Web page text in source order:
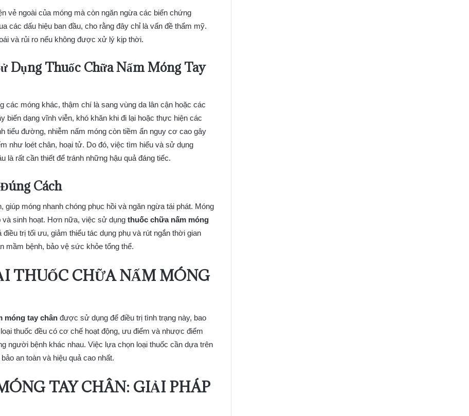
vẻ ngoài của móng mà còn ngăn ngừa các biến chứng
các dấu hiệu ban đầu, cho rằng đây chỉ là vấn đề thẩm mỹ.
và rủi ro nếu không được xử lý kịp thời.
Dụng Thuốc Chữa Nấm Móng Tay
các móng khác, thậm chí là sang vùng da lân cận hoặc các
biến dạng vĩnh viễn, khó khăn khi đi lại hoặc thực hiện các
tiểu đường, nhiễm nấm móng còn tiềm ẩn nguy cơ cao gây
như loét chân, hoại tử. Do đó, việc tìm hiểu và sử dụng
là rất cần thiết để tránh những hậu quả đáng tiếc.
Cách
móng nhanh chóng phục hồi và ngăn ngừa tái phát. Móng
và sinh hoạt. Hơn nữa, việc sử dụng thuốc chữa nấm móng
trị tối ưu, giảm thiểu tác dụng phụ và rút ngắn thời gian
mầm bệnh, bảo vệ sức khỏe tổng thể.
THUỐC CHỮA NẤM MÓNG
móng tay chân được sử dụng để điều trị tình trạng này, bao
thuốc đều có cơ chế hoạt động, ưu điểm và nhược điểm
người bệnh khác nhau. Việc lựa chọn loại thuốc cần dựa trên
an toàn và hiệu quả cao nhất.
TAY CHÂN: GIẢI PHÁP